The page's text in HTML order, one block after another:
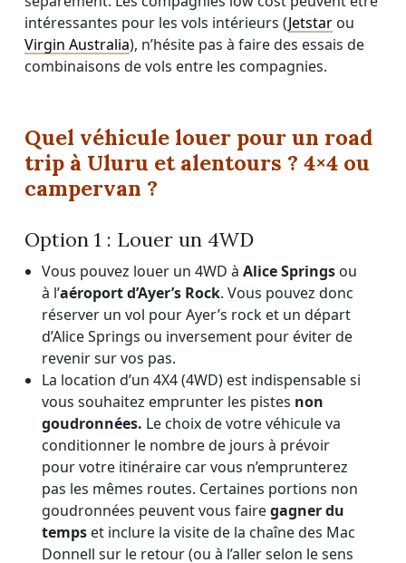
intéressantes pour les vols intérieurs (Jetstar ou
Virgin Australia), n’hésite pas à faire des essais de
combinaisons de vols entre les compagnies.
Quel véhicule louer pour un road
trip à Uluru et alentours ? 4×4 ou
campervan ?
Option 1 : Louer un 4WD
Vous pouvez louer un 4WD àAlice Springs ou
à l’aéroport d’Ayer’s Rock. Vous pouvez donc
réserver un vol pour Ayer’s rock et un départ
d’Alice Springs ou inversement pour éviter de
revenir sur vos pas.
La location d’un 4X4 (4WD) est indispensable si
vous souhaitez emprunter les pistes non
goudronnées. Le choix de votre véhicule va
conditionner le nombre de jours à prévoir
pour votre itinéraire car vous n’emprunterez
pas les mêmes routes. Certaines portions non
goudronnées peuvent vous fairegagner du
temps et inclure la visite de la chaîne des Mac
Donnell sur le retour (ou à l’aller selon le sens